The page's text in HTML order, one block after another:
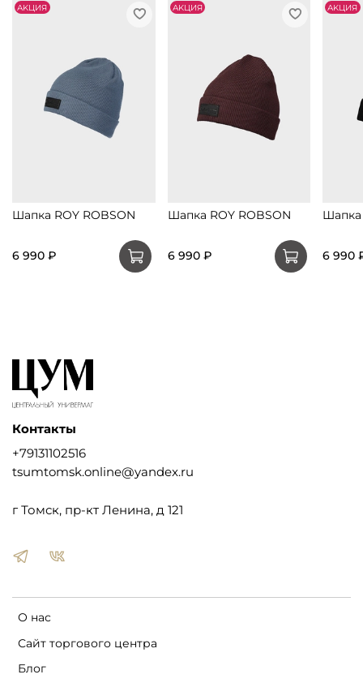
АKЦИЯ
Шапка ROY ROBSON
6 990 ₽
АKЦИЯ
Шапка ROY ROBSON
6 990 ₽
АKЦИЯ
Шапка
6 990
О нас
Сайт торгового центра
Блог
Контакты
+79131102516
tsumtomsk.online@yandex.ru
г Томск, пр-кт Ленина, д 121